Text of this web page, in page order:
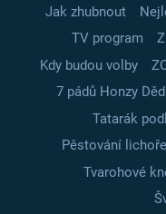
Jak zhubnout
TV program
Kdy budou volby
7 pádů Honzy
Tatarák
Pěstování
Tvarohové